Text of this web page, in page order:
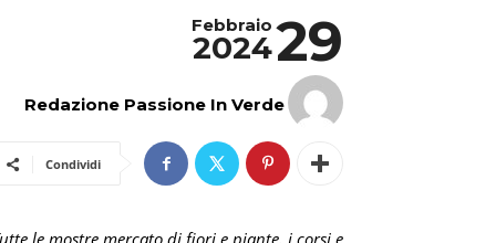
29
Febbraio
2024
Redazione Passione In Verde
Condividi
le mostre mercato di fiori e piante, i corsi e